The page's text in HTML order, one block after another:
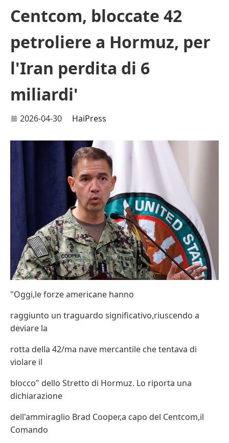
Centcom, bloccate 42
petroliere a Hormuz, per
l'Iran perdita di 6
miliardi'
2026-04-30 HaiPress
"Oggi,le forze americane hanno
raggiunto un traguardo significativo,riuscendo a
deviare la
rotta della 42/ma nave mercantile che tentava di
violare il
blocco" dello Stretto di Hormuz. Lo riporta una
dichiarazione
dell'ammiraglio Brad Cooper,a capo del Centcom,il
Comando